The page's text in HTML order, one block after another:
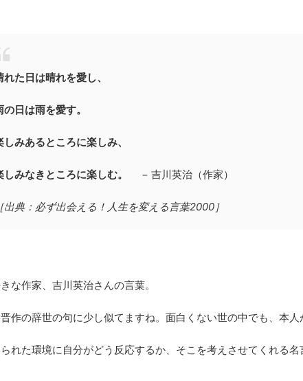
れた日は晴れを愛し、
の日は雨を愛す。
しみあるところに楽しみ、
しみなきところに楽しむ。 − 吉川英治（作家）
［出典：必ず出会える！人生を変える言葉2000］
な作家、吉川英治さんの言葉。
作の辞世の句に少し似てますね。面白くない世の中でも、本人
れた環境に自分がどう反応するか、そこを考えさせてくれる名